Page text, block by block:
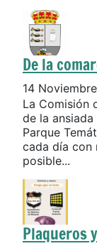
De la
14
La Comisión
de la
Parque
cada día con
posible...
Plaqueros